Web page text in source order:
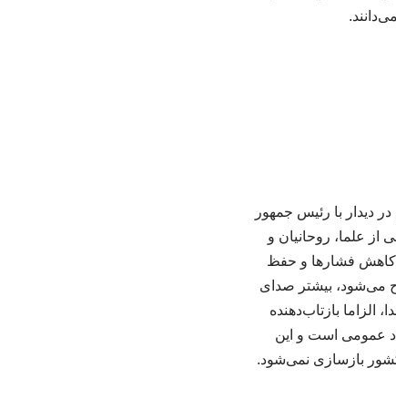
دیدار با رئیس جمهور
علما، روحانیان و
کاهش فشارها و حفظ
می‌شود، بیشتر صدای
الزاما بازتاب‌دهنده
عمومی است و این
بازسازی نمی‌شود.